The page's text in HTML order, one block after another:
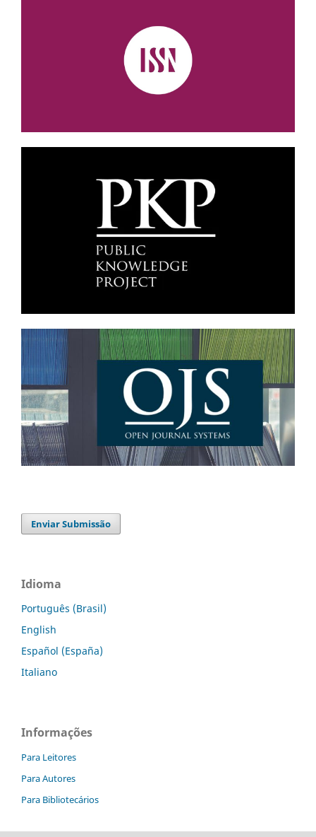
Enviar Submissão
Idioma
Português (Brasil)
English
Español (España)
Italiano
Informações
Para Leitores
Para Autores
Para Bibliotecários